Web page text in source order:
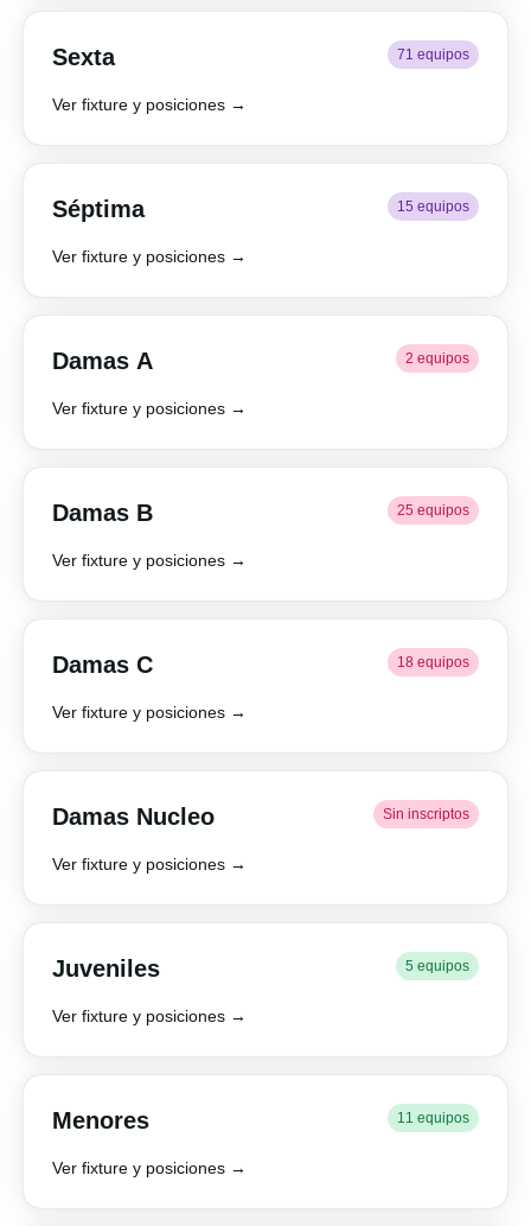
Sexta 71 equipos
Ver fixture y posiciones →
Séptima 15 equipos
Ver fixture y posiciones →
Damas A 2 equipos
Ver fixture y posiciones →
Damas B 25 equipos
Ver fixture y posiciones →
Damas C 18 equipos
Ver fixture y posiciones →
Damas Nucleo Sin inscriptos
Ver fixture y posiciones →
Juveniles 5 equipos
Ver fixture y posiciones →
Menores 11 equipos
Ver fixture y posiciones →